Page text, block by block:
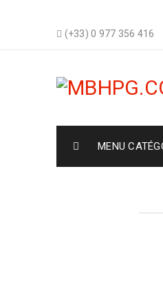
(+33) 0 977 356 416
MENU